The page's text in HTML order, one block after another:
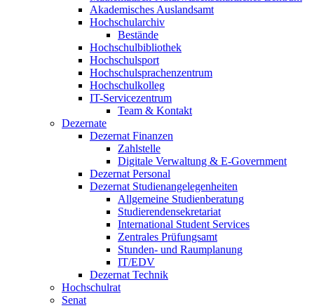
Akademisches Auslandsamt
Hochschularchiv
Bestände
Hochschulbibliothek
Hochschulsport
Hochschulsprachenzentrum
Hochschulkolleg
IT-Servicezentrum
Team & Kontakt
Dezernate
Dezernat Finanzen
Zahlstelle
Digitale Verwaltung & E-Government
Dezernat Personal
Dezernat Studienangelegenheiten
Allgemeine Studienberatung
Studierendensekretariat
International Student Services
Zentrales Prüfungsamt
Stunden- und Raumplanung
IT/EDV
Dezernat Technik
Hochschulrat
Senat